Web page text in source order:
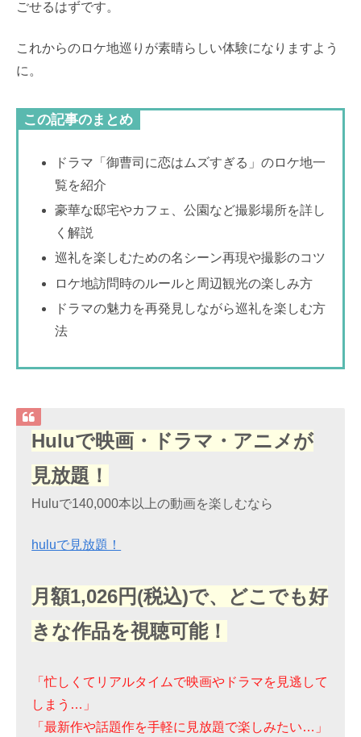
ごせるはずです。
これからのロケ地巡りが素晴らしい体験になりますよう
に。
この記事のまとめ
ドラマ「御曹司に恋はムズすぎる」のロケ地一
覧を紹介
豪華な邸宅やカフェ、公園など撮影場所を詳し
く解説
巡礼を楽しむための名シーン再現や撮影のコツ
ロケ地訪問時のルールと周辺観光の楽しみ方
ドラマの魅力を再発見しながら巡礼を楽しむ方
法
Huluで映画・ドラマ・アニメが
見放題！
Huluで140,000本以上の動画を楽しむなら
huluで見放題！
月額1,026円(税込)で、どこでも好
きな作品を視聴可能！
「忙しくてリアルタイムで映画やドラマを見逃して
しまう…」
「最新作や話題作を手軽に見放題で楽しみたい…」